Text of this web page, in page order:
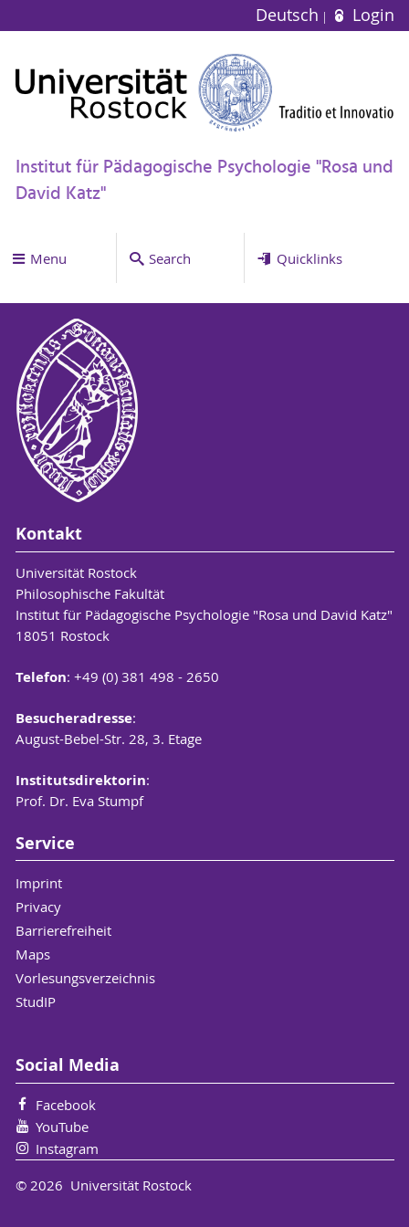
Deutsch Login
Institut für Pädagogische Psychologie "Rosa und
David Katz"
Menu Search Quicklinks
Kontakt
Universität Rostock
Philosophische Fakultät
Institut für Pädagogische Psychologie "Rosa und David Katz"
18051 Rostock
Telefon: +49 (0) 381 498 - 2650
Besucheradresse:
August-Bebel-Str. 28, 3. Etage
Institutsdirektorin:
Prof. Dr. Eva Stumpf
Service
Imprint
Privacy
Barrierefreiheit
Maps
Vorlesungsverzeichnis
StudIP
Social Media
Facebook
YouTube
Instagram
© 2026 Universität Rostock